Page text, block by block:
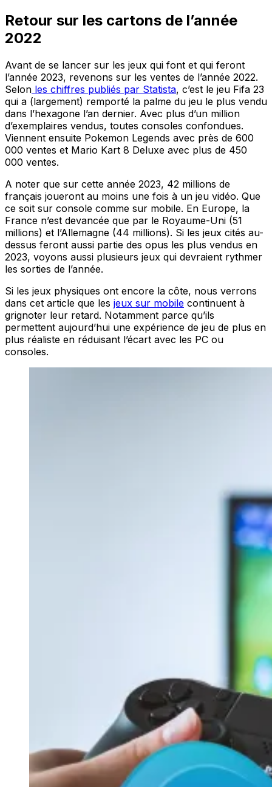
Retour sur les cartons de l’année
2022
Avant de se lancer sur les jeux qui font et qui feront
l’année 2023, revenons sur les ventes de l’année 2022.
Selon les chiffres publiés par Statista, c’est le jeu Fifa 23
qui a (largement) remporté la palme du jeu le plus vendu
dans l’hexagone l’an dernier. Avec plus d’un million
d’exemplaires vendus, toutes consoles confondues.
Viennent ensuite Pokemon Legends avec près de 600
000 ventes et Mario Kart 8 Deluxe avec plus de 450
000 ventes.
A noter que sur cette année 2023, 42 millions de
français joueront au moins une fois à un jeu vidéo. Que
ce soit sur console comme sur mobile. En Europe, la
France n’est devancée que par le Royaume-Uni (51
millions) et l’Allemagne (44 millions). Si les jeux cités au-
dessus feront aussi partie des opus les plus vendus en
2023, voyons aussi plusieurs jeux qui devraient rythmer
les sorties de l’année.
Si les jeux physiques ont encore la côte, nous verrons
dans cet article que les jeux sur mobile continuent à
grignoter leur retard. Notamment parce qu’ils
permettent aujourd’hui une expérience de jeu de plus en
plus réaliste en réduisant l’écart avec les PC ou
consoles.